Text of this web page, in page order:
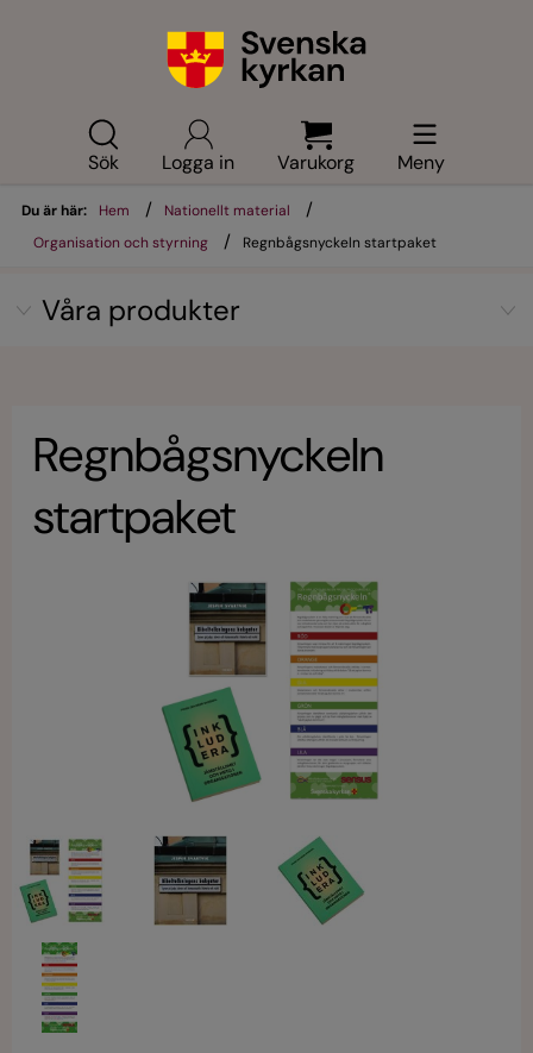
Sök Logga in Varukorg Meny
Du är här: Hem / Nationellt material /
Organisation och styrning / Regnbågsnyckeln startpaket
Våra produkter
Regnbågsnyckeln
startpaket